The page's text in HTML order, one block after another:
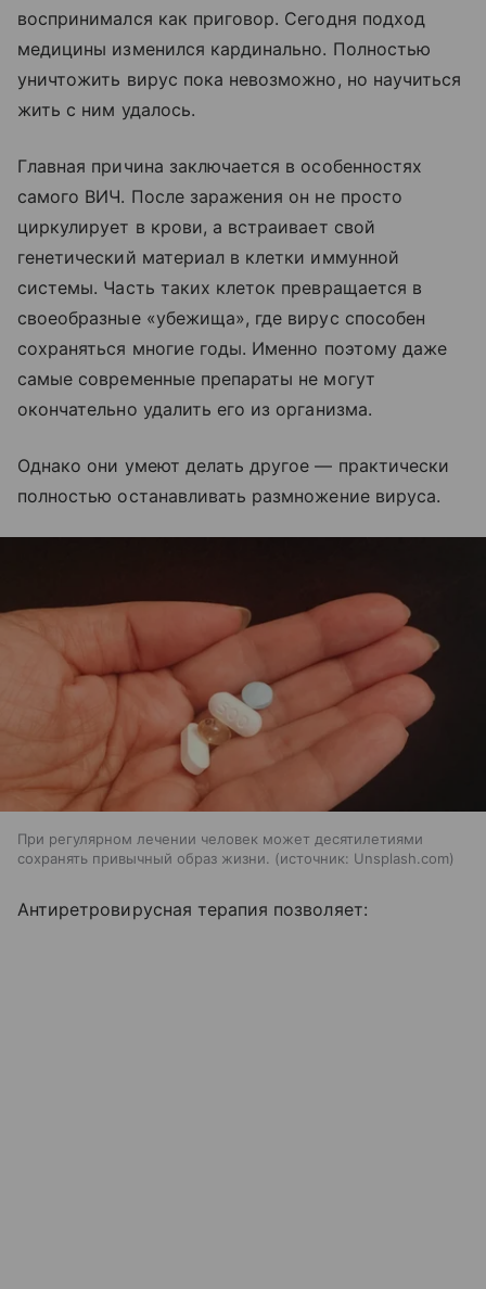
воспринимался как приговор. Сегодня подход
медицины изменился кардинально. Полностью
уничтожить вирус пока невозможно, но научиться
жить с ним удалось.
Главная причина заключается в особенностях
самого ВИЧ. После заражения он не просто
циркулирует в крови, а встраивает свой
генетический материал в клетки иммунной
системы. Часть таких клеток превращается в
своеобразные «убежища», где вирус способен
сохраняться многие годы. Именно поэтому даже
самые современные препараты не могут
окончательно удалить его из организма.
Однако они умеют делать другое — практически
полностью останавливать размножение вируса.
При регулярном лечении человек может десятилетиями
сохранять привычный образ жизни.
источник: Unsplash.com
Антиретровирусная терапия позволяет: